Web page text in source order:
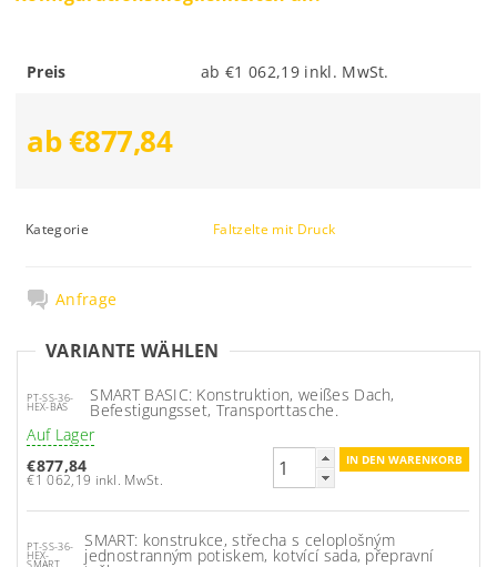
Preis ab €1 062,19 inkl. MwSt.
ab €877,84
Kategorie Faltzelte mit Druck
Anfrage
VARIANTE WÄHLEN
PT-SS-36-
HEX-BAS
SMART BASIC: Konstruktion, weißes Dach,
Befestigungsset, Transporttasche.
Auf Lager
€877,84
€1 062,19 inkl. MwSt.
PT-SS-36-
HEX-
SMART: konstrukce, střecha s celoplošným
jednostranným potiskem, kotvící sada, přepravní